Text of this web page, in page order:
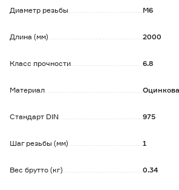
строительстве, ремонте,
при необходимости может быть
Полное соответствие соединения
Диаметр резьбы М6
Длина (мм) 2000
Класс прочности 6.8
Материал
Стандарт DIN 975
Шаг резьбы (мм) 1
Вес брутто (кг) 0.34